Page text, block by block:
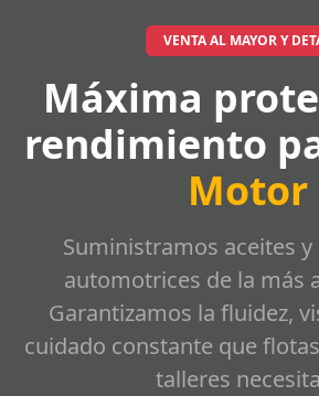
VENTA AL MAYOR Y
Máxima
rendimiento
Motor
Suministramos aceites
automotrices de la más
Garantizamos la fluidez,
cuidado constante que
talleres